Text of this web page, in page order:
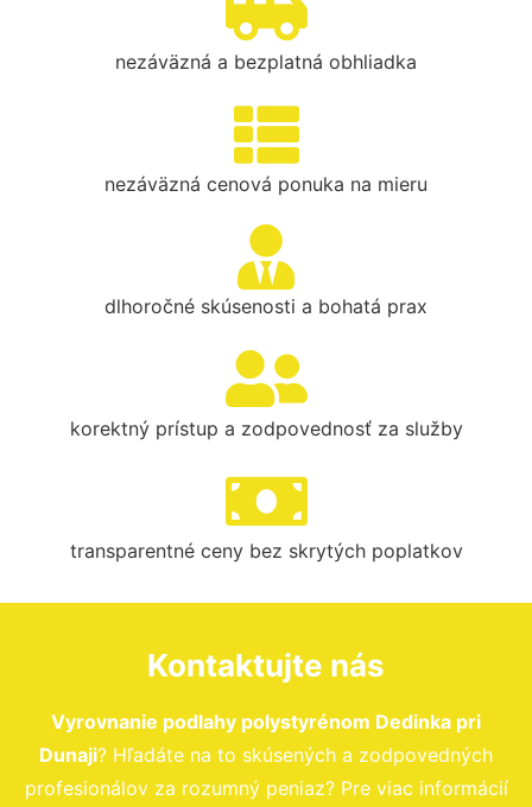
nezáväzná a bezplatná obhliadka
nezáväzná cenová ponuka na mieru
dlhoročné skúsenosti a bohatá prax
korektný prístup a zodpovednosť za služby
transparentné ceny bez skrytých poplatkov
Kontaktujte nás
Vyrovnanie podlahy polystyrénom Dedinka pri
Dunaji? Hľadáte na to skúsených a zodpovedných
profesionálov za rozumný peniaz? Pre viac informácií